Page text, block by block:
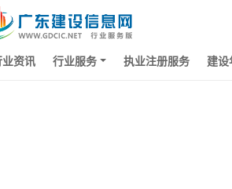
业资讯 行业服务 执业注册服务 建设